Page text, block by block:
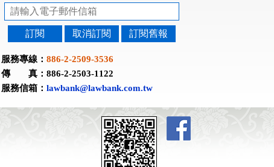
訂閱 取消訂閱 訂閱舊報
服務專線： 886-2-2509-3536
傳 真：886-2-2503-1122
服務信箱： lawbank@lawbank.com.tw